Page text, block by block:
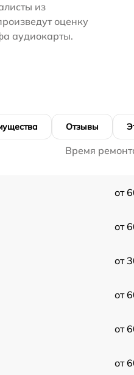
из
оценку
аудиокарты.
Отзывы
Время
от
от
от
от
от
от